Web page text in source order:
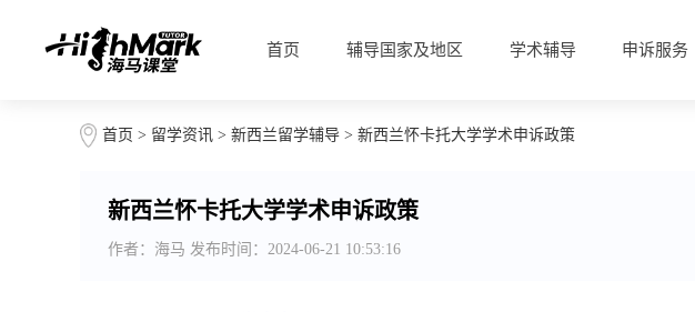
首页 辅导国家及地区 学术辅导 申诉服务
首页 > 留学资讯 > 新西兰留学辅导 > 新西兰怀卡托大学学术申诉政策
新西兰怀卡托大学学术申诉政策
作者：海马 发布时间：2024-06-21 10:53:16